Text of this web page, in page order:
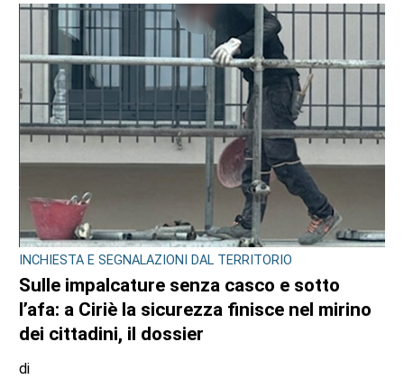
INCHIESTA E SEGNALAZIONI DAL TERRITORIO
Sulle impalcature senza casco e sotto
l’afa: a Ciriè la sicurezza finisce nel mirino
dei cittadini, il dossier
di